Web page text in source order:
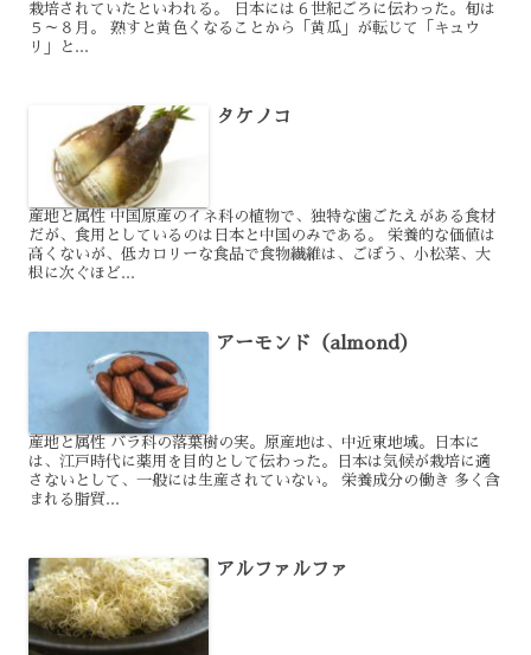
栽培されていたといわれる。 日本には６世紀ごろに伝わった。旬は
５～８月。 熟すと黄色くなることから「黄瓜」が転じて「キュウ
リ」と...
タケノコ
産地と属性 中国原産のイネ科の植物で、独特な歯ごたえがある食材
だが、食用としているのは日本と中国のみである。 栄養的な価値は
高くないが、低カロリーな食品で食物繊維は、ごぼう、小松菜、大
根に次ぐほど...
アーモンド（almond）
産地と属性 バラ科の落葉樹の実。原産地は、中近東地域。日本に
は、江戸時代に薬用を目的として伝わった。日本は気候が栽培に適
さないとして、一般には生産されていない。 栄養成分の働き 多く含
まれる脂質...
アルファルファ